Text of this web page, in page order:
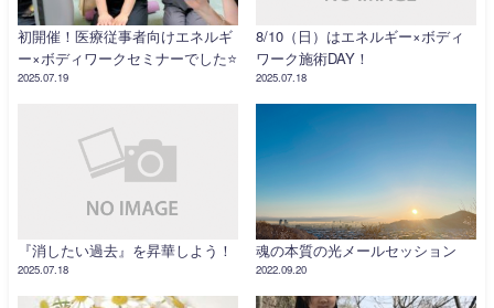
初開催！医療従事者向けエネルギ
ー×ボディワークセミナーでした⭐️
2025.07.19
8/10（日）はエネルギー×ボディ
ワーク施術DAY！
2025.07.18
『消したい過去』を昇華しよう！
2025.07.18
魂の本質の光メールセッション
2022.09.20